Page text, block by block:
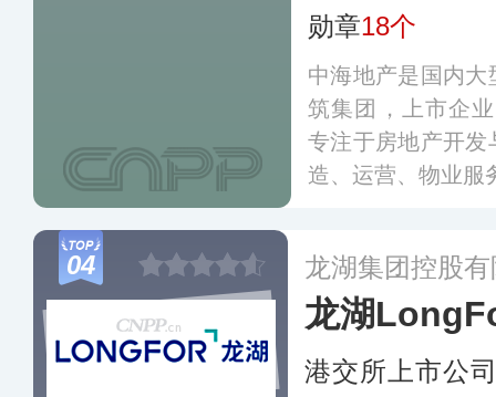
勋章18个
中海地产是国内
筑集团，上市企
专注于房地产开
造、运营、物业服
公寓、物流产业
60余个城市及美
多个国家和地区。
04 龙湖集团控股
龙湖
港交所上市公